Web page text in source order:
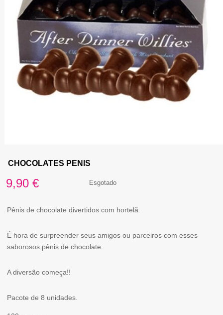
CHOCOLATES PENIS
9,90 € Esgotado
Pênis de chocolate divertidos com hortelã.
É hora de surpreender seus amigos ou parceiros com esses
saborosos pênis de chocolate.
A diversão começa!!
Pacote de 8 unidades.